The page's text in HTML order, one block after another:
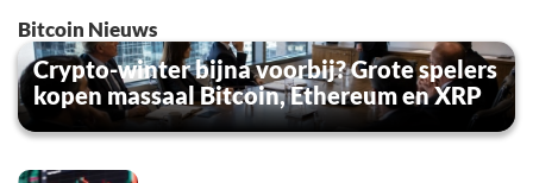
Bitcoin Nieuws
Crypto-winter bijna voorbij? Grote spelers
kopen massaal Bitcoin, Ethereum en XRP